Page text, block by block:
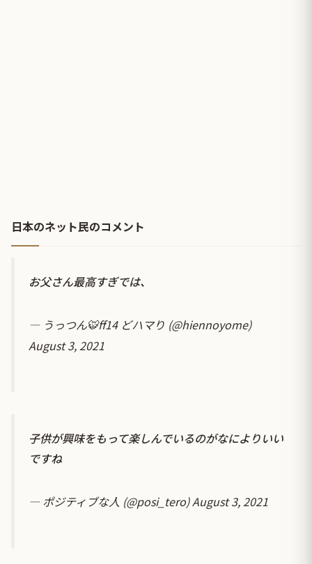
日本のネット民のコメント
お父さん最高すぎでは、
— うっつん🐯ff14 どハマり (@hiennoyome)
August 3, 2021
子供が興味をもって楽しんでいるのがなによりいい
ですね
— ポジティブな人 (@posi_tero)August 3, 2021